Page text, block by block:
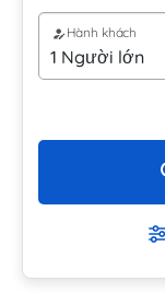
Hành khách